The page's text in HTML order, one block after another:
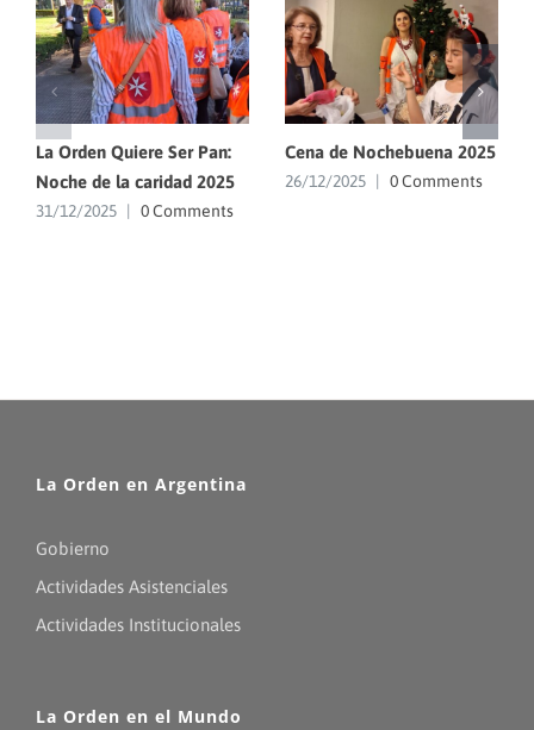
La Orden Quiere Ser Pan:
Noche de la caridad 2025
31/12/2025 0 Comments
Cena de Nochebuena 2025
26/12/2025 0 Comments
La Orden en Argentina
Gobierno
Actividades Asistenciales
Actividades Institucionales
La Orden en el Mundo